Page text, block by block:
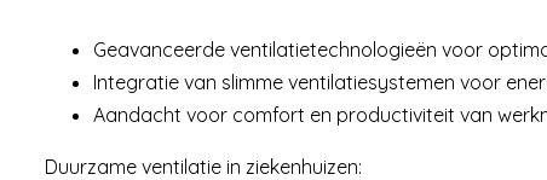
Geavanceerde ventilatietechnologieën voor
Integratie van slimme ventilatiesystemen voor
Aandacht voor comfort en productiviteit van
Duurzame ventilatie in ziekenhuizen: